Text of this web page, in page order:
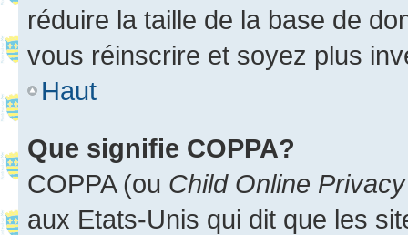
réduire la taille de la base de
vous réinscrire et soyez plus
Haut
Que signifie COPPA?
COPPA (ou Child Online
aux Etats-Unis qui dit que les